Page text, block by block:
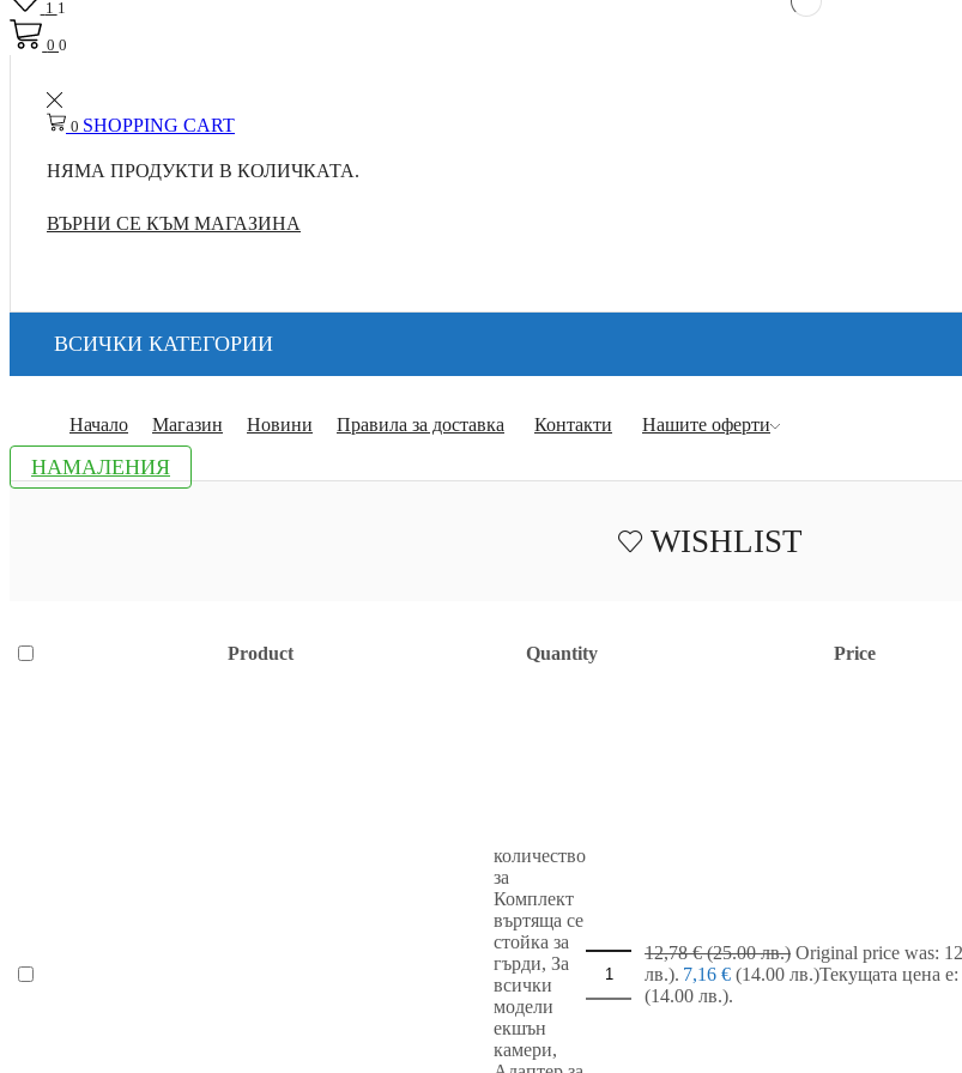
1 1
00
0 SHOPPING CART
НЯМА ПРОДУКТИ В КОЛИЧКАТА.
ВЪРНИ СЕ КЪМ МАГАЗИНА
ВСИЧКИ КАТЕГОРИИ
Начало Магазин Новини Правила за доставка Контакти Нашите оферти
НАМАЛЕНИЯ
WISHLIST
Product Quantity Price
количество
за
Комплект
въртяща се
стойка за
гърди, За
всички
модели
екшън
камери,
12,78€ (25.00 лв.) Original price was:
лв.). 7,16 € (14.00 лв.)Текущата цена
(14.00 лв.).